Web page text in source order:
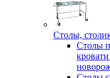
Столы,
Столы